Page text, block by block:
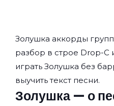
Золушка аккорды
разбор в строе Drop-C
играть Золушка без
выучить текст песни.
Золушка — о